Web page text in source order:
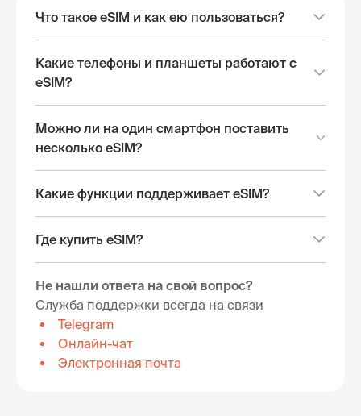
Что такое eSIM и как ею пользоваться?
Какие телефоны и планшеты работают с
eSIM?
Можно ли на один смартфон поставить
несколько eSIM?
Какие функции поддерживает eSIM?
Где купить eSIM?
Не нашли ответа на свой вопрос?
Служба поддержки всегда на связи
Telegram
Онлайн-чат
Электронная почта